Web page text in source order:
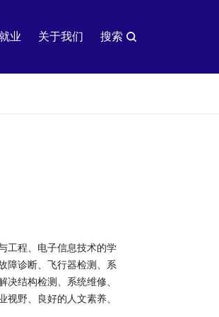
业 关于我们 搜索
工程、电子信息技术的学
障诊断、飞行器检测、系
结构检测、系统维修、
野、良好的人文素养、